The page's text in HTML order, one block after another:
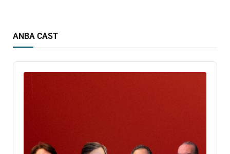
ANBA CAST
Audio
Player